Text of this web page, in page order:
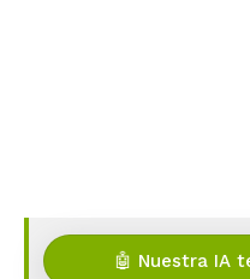
🤖 Nuestra IA